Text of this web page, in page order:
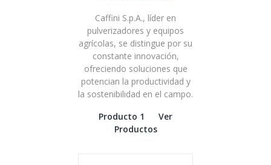
Caffini S.p.A., líder en
pulverizadores y equipos
agrícolas, se distingue por su
constante innovación,
ofreciendo soluciones que
potencian la productividad y
la sostenibilidad en el campo.
Producto 1
Ver
Productos